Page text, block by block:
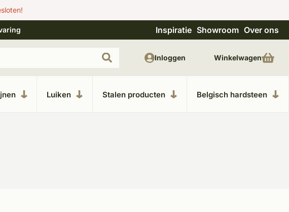
Uitgebreide showroom in Kesteren Unieke
Inspiratie Showroom Over ons
Luiken Stalen producten Belgisch hardsteen
Inloggen Winkelwagen